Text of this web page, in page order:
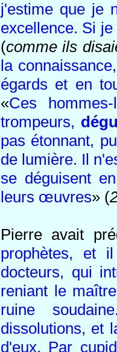
j'estime que je
excellence. Si
(comme ils
la
égards et en
«Ces
trompeurs,
pas étonnant,
de lumière. Il
se déguisent
leurs œuvres» (
Pierre avait
prophètes, et
docteurs, qui
reniant le
ruine
dissolutions, et
d'eux. Par